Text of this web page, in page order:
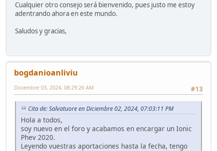
Cualquier otro consejo será bienvenido, pues justo me estoy
adentrando ahora en este mundo.
Saludos y gracias,
bogdanioanliviu
#13
Diciembre 03, 2024, 08:29:26 AM
Cita de: Salvatuore en Diciembre 02, 2024, 07:03:11 PM
Hola a todos,
soy nuevo en el foro y acabamos en encargar un Ionic
Phev 2020.
Leyendo vuestras aportaciones hasta la fecha, tengo